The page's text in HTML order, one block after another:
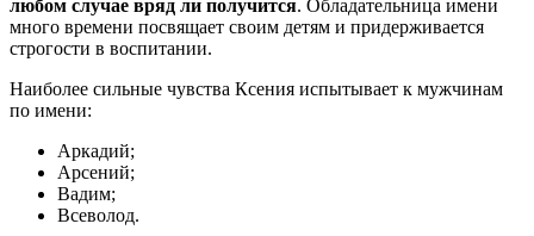
любом случае вряд ли получится. Обладательница имени
много времени посвящает своим детям и придерживается
строгости в воспитании.
Наиболее сильные чувства Ксения испытывает к мужчинам
по имени:
Аркадий;
Арсений;
Вадим;
Всеволод.